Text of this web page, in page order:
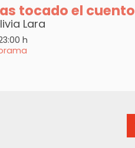
tocado el cuento
Lara
h